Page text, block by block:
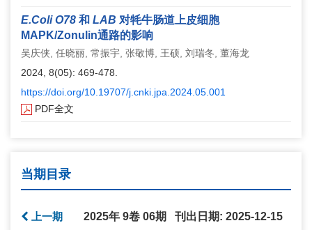
E.Coli O78 和 LAB 对牦牛肠道上皮细胞
MAPK/Zonulin通路的影响
吴庆侠, 任晓丽, 常振宇, 张敬博, 王硕, 刘瑞冬, 董海龙
2024, 8(05): 469-478.
https://doi.org/10.19707/j.cnki.jpa.2024.05.001
PDF全文
当期目录
2025年 9卷 06期 刊出日期: 2025-12-15
上一期